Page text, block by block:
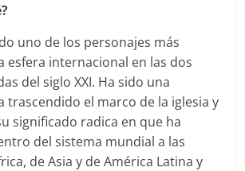
uno de los personajes más
esfera internacional en las dos
del siglo XXI. Ha sido una
trascendido el marco de la iglesia y
significado radica en que ha
del sistema mundial a las
de Asia y de América Latina y